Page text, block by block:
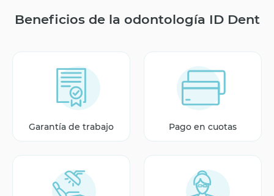
Beneficios de la odontología ID Dent
Garantía de trabajo Pago en cuotas